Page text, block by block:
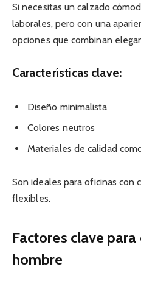
Si necesitas un calzado
laborales, pero con una
opciones que combinan
Características clave:
Diseño minimalista
Colores neutros
Materiales de calidad
Son ideales para oficinas con
flexibles.
Factores clave
hombre